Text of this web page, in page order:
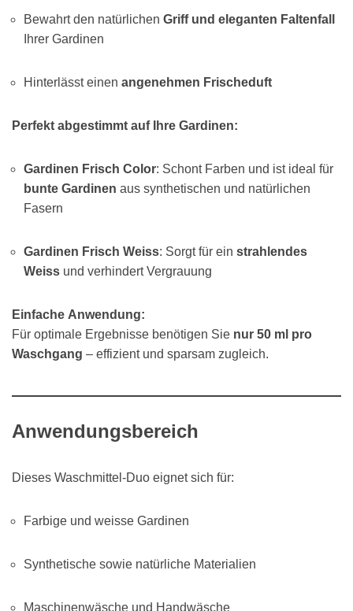
Bewahrt den natürlichen Griff und eleganten Faltenfall
Ihrer Gardinen
Hinterlässt einen angenehmen Frischeduft
Perfekt abgestimmt auf Ihre Gardinen:
Gardinen Frisch Color: Schont Farben und ist ideal für
bunte Gardinen aus synthetischen und natürlichen
Fasern
Gardinen Frisch Weiss: Sorgt für ein strahlendes
Weiss und verhindert Vergrauung
Einfache Anwendung:
Für optimale Ergebnisse benötigen Sie nur 50 ml pro
Waschgang – effizient und sparsam zugleich.
Anwendungsbereich
Dieses Waschmittel-Duo eignet sich für:
Farbige und weisse Gardinen
Synthetische sowie natürliche Materialien
Maschinenwäsche und Handwäsche